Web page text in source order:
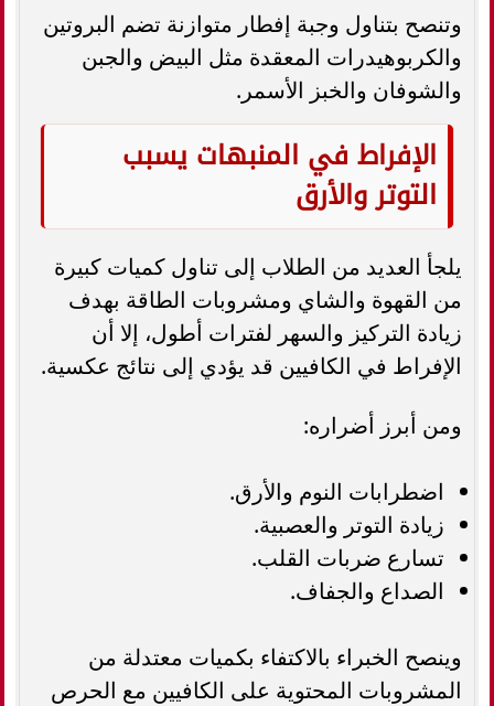
وتنصح بتناول وجبة إفطار متوازنة تضم البروتين
والكربوهيدرات المعقدة مثل البيض والجبن
والشوفان والخبز الأسمر.
الإفراط في المنبهات يسبب
التوتر والأرق
يلجأ العديد من الطلاب إلى تناول كميات كبيرة
من القهوة والشاي ومشروبات الطاقة بهدف
زيادة التركيز والسهر لفترات أطول، إلا أن
الإفراط في الكافيين قد يؤدي إلى نتائج عكسية.
ومن أبرز أضراره:
اضطرابات النوم والأرق.
زيادة التوتر والعصبية.
تسارع ضربات القلب.
الصداع والجفاف.
وينصح الخبراء بالاكتفاء بكميات معتدلة من
المشروبات المحتوية على الكافيين مع الحرص